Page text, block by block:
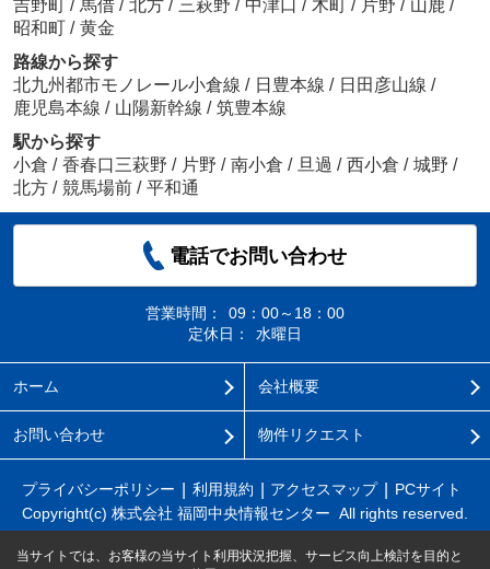
吉野町 / 馬借 / 北方 / 三萩野 / 中津口 / 木町 / 片野 / 山鹿 /
昭和町 / 黄金
路線から探す
北九州都市モノレール小倉線 / 日豊本線 / 日田彦山線 /
鹿児島本線 / 山陽新幹線 / 筑豊本線
駅から探す
小倉 / 香春口三萩野 / 片野 / 南小倉 / 旦過 / 西小倉 / 城野 /
北方 / 競馬場前 / 平和通
電話でお問い合わせ
営業時間：
09：00～18：00
定休日：
水曜日
ホーム 会社概要
お問い合わせ 物件リクエスト
プライバシーポリシー 利用規約 アクセスマップ
PCサイト
Copyright(c) 株式会社 福岡中央情報センター All rights reserved.
当サイトでは、お客様の当サイト利用状況把握、サービス向上検討を目的と